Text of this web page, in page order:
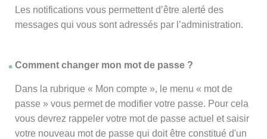
Les notifications vous permettent d’être alerté des
messages qui vous sont adressés par l’administration.
Comment changer mon mot de passe ?
Dans la rubrique « Mon compte », le menu « mot de
passe » vous permet de modifier votre passe. Pour cela
vous devrez rappeler votre mot de passe actuel et saisir
votre nouveau mot de passe qui doit être constitué d'un